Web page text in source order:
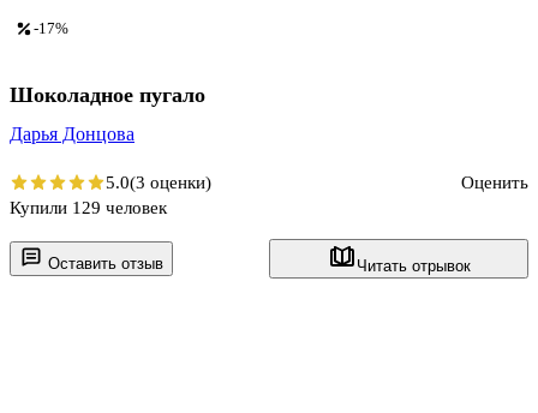
Оставить отзыв Читать отрывок
-17%
Шоколадное пугало
Дарья Донцова
5.0(3 оценки)
Оценить
Купили 129 человек